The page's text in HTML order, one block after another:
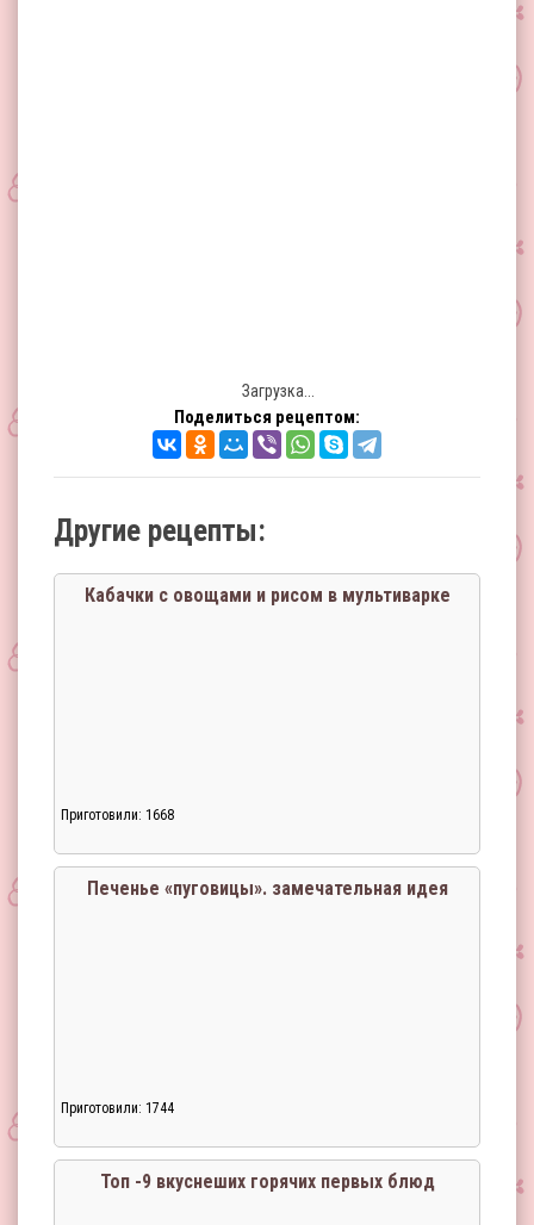
Загрузка...
Поделиться рецептом:
Другие рецепты:
Кабачки с овощами и рисом в мультиварке
Приготовили: 1668
Печенье «пуговицы». замечательная идея
Приготовили: 1744
Топ -9 вкуснеших горячих первых блюд